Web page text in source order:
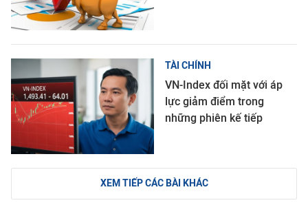
TÀI CHÍNH
VN-Index đối mặt với áp
lực giảm điểm trong
những phiên kế tiếp
XEM TIẾP CÁC BÀI KHÁC